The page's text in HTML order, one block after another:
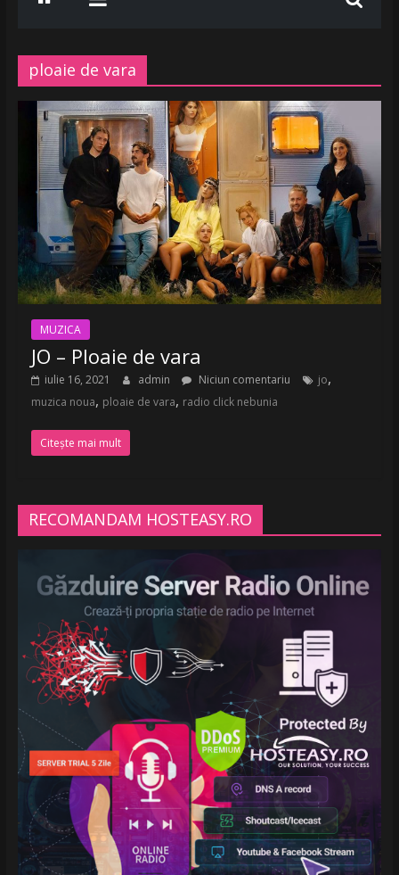
ASCULTA
HITURILE
Radio
Belea
Romania
www.radiobelea.ro
ploaie de vara
MUZICA
JO – Ploaie de vara
iulie 16, 2021 admin Niciun comentariu jo,
muzica noua, ploaie de vara, radio click nebunia
Citește mai mult
RECOMANDAM HOSTEASY.RO